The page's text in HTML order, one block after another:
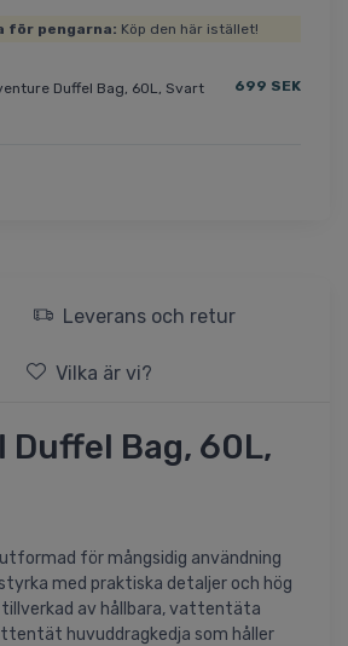
för pengarna: Köp den här istället!
Duffel Bag, 60L, Svart 699 SEK
Leverans och retur
Vilka är vi?
Duffel Bag, 60L,
för mångsidig användning
med praktiska detaljer och hög
tillverkad av hållbara, vattentäta
huvuddragkedja som håller